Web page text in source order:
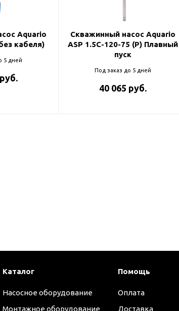
Aquario
кабеля)
5 дней
Скважинный насос Aquario
ASP 1.5С-120-75 (P) Плавный
пуск
Под заказ до 5 дней
40 065 руб.
Каталог
Насосное оборудование
Монтажное оборудование
Помощь
Оплата
Доставка